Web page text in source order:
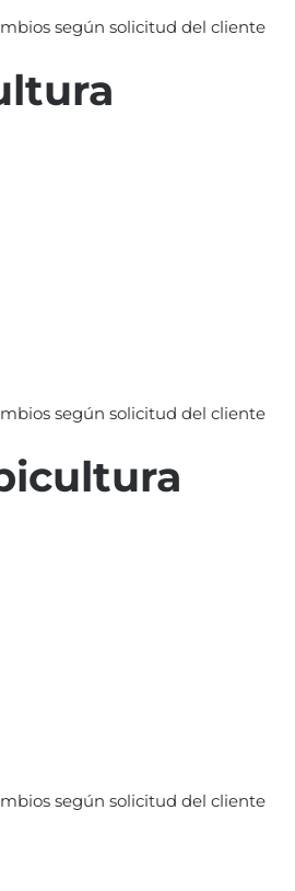
según solicitud del cliente
según solicitud del cliente
según solicitud del cliente